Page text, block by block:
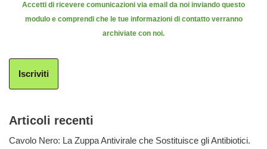
Accetti di ricevere comunicazioni via email da noi inviando questo
modulo e comprendi che le tue informazioni di contatto verranno
archiviate con noi.
Iscriviti
Articoli recenti
Cavolo Nero: La Zuppa Antivirale che Sostituisce gli Antibiotici.